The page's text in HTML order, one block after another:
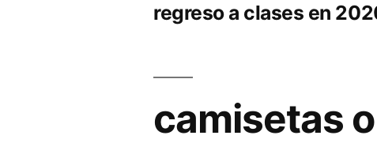
regreso a clases en
camisetas